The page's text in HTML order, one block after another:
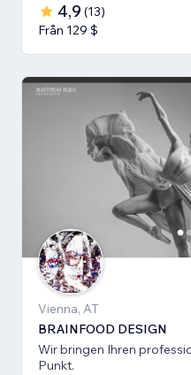
4,9 (13)
Från 129 $
Vienna, AT
BRAINFOOD DESIGN
Wir bringen Ihren
Punkt.